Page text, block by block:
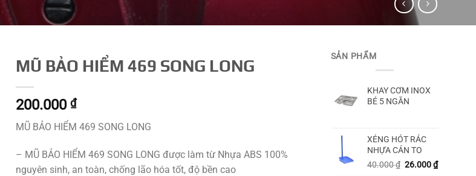
MŨ BẢO HIỂM 469 SONG LONG
200.000 ₫
MŨ BẢO HIỂM 469 SONG LONG
– MŨ BẢO HIỂM 469 SONG LONG được làm từ Nhựa ABS 100%
nguyên sinh, an toàn, chống lão hóa tốt, độ bền cao
SẢN PHẨM
KHAY CƠM INOX
BÉ 5 NGĂN
XẺNG HÓT RÁC
NHỰA CÁN TO
40.000₫ 26.000₫